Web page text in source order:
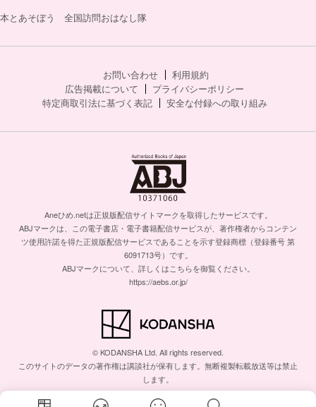
本とあそぼう 全国訪問おはなし隊
お問い合わせ
利用規約
広告掲載について
プライバシーポリシー
特定商取引法に基づく表記
安全な付録への取り組み
Aneひめ.netは正規版配信サイトマークを取得したサービスです。
ABJマークは、この電子書店・電子書籍配信サービスが、著作権者からコンテン
ツ使用許諾を得た正規版配信サービスであることを示す登録商標（登録番号 第
6091713号）です。
ABJマークについて、詳しくはこちらを御覧ください。
https://aebs.or.jp/
© KODANSHA Ltd. All rights reserved.
このサイトのデータの著作権は講談社が保有します。無断複製転載放送等は禁止
します。